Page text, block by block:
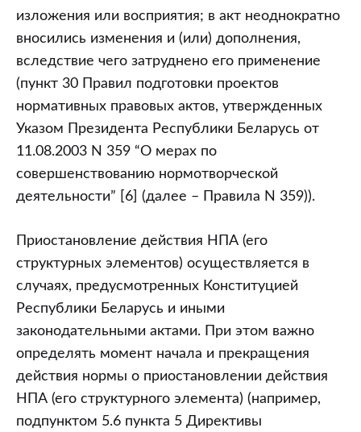
изложения или восприятия; в акт неоднократно
вносились изменения и (или) дополнения,
вследствие чего затруднено его применение
(пункт 30 Правил подготовки проектов
нормативных правовых актов, утвержденных
Указом Президента Республики Беларусь от
11.08.2003 N 359 “О мерах по
совершенствованию нормотворческой
деятельности” [6] (далее – Правила N 359)).
Приостановление действия НПА (его
структурных элементов) осуществляется в
случаях, предусмотренных Конституцией
Республики Беларусь и иными
законодательными актами. При этом важно
определять момент начала и прекращения
действия нормы о приостановлении действия
НПА (его структурного элемента) (например,
подпунктом 5.6 пункта 5 Директивы